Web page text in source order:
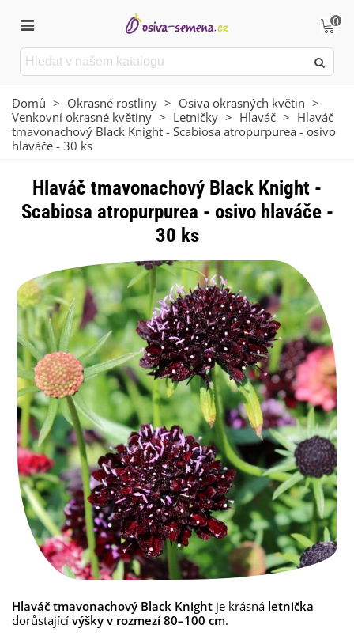
0
Domů > Okrasné rostliny > Osiva okrasných květin >
Venkovní okrasné květiny > Letničky > Hlaváč > Hlaváč
tmavonachový Black Knight - Scabiosa atropurpurea - osivo
hlaváče - 30 ks
Hlaváč tmavonachový Black Knight -
Scabiosa atropurpurea - osivo hlaváče -
30 ks
Hlaváč tmavonachový Black Knight je krásná letnička
dorůstající výšky v rozmezí 80–100 cm.